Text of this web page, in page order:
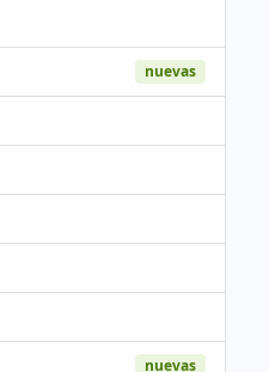
nuevas
nuevas